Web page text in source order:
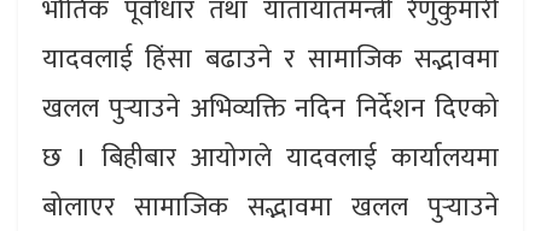
भौतिक पूर्वाधार तथा यातायातमन्त्री रेणुकुमारी
यादवलाई हिंसा बढाउने र सामाजिक सद्भावमा
खलल पुर्‍याउने अभिव्यक्ति नदिन निर्देशन दिएको
छ । बिहीबार आयोगले यादवलाई कार्यालयमा
बोलाएर सामाजिक सद्भावमा खलल पुर्‍याउने